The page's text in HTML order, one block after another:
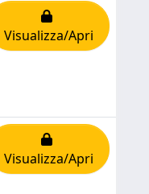
Visualizza/Apri
Visualizza/Apri